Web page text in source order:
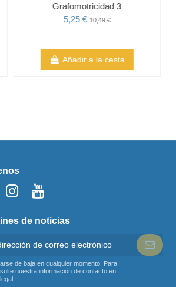
Grafomotricidad 3
5,25 €10,49 €
Añadir a la cesta
de noticias
de baja en cualquier momento. Para
nuestra información de contacto en